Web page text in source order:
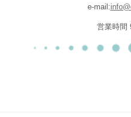
e-mail:
営業時間